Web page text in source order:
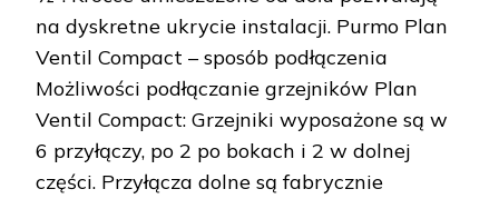
na dyskretne ukrycie instalacji. Purmo Plan
Ventil Compact – sposób podłączenia
Możliwości podłączanie grzejników Plan
Ventil Compact: Grzejniki wyposażone są w
6 przyłączy, po 2 po bokach i 2 w dolnej
części. Przyłącza dolne są fabrycznie